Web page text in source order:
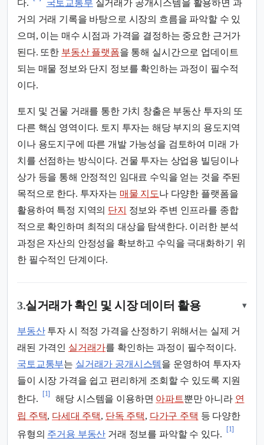
다. 국토교통부 실거래가 공개시스템을 활용하면 과
거의 거래 기록을 바탕으로 시장의 흐름을 파악할 수 있
으며, 이는 매수 시점과 가격을 결정하는 중요한 근거가
된다. 또한 부동산 플랫폼을 통해 실시간으로 업데이트
되는 매물 정보와 단지 정보를 확인하는 과정이 필수적
이다.
토지 및 건물 거래를 통한 가치 창출은 부동산 투자의 또
다른 핵심 영역이다. 토지 투자는 해당 부지의 용도지역
이나 용도지구에 따른 개발 가능성을 검토하여 미래 가
치를 선점하는 방식이다. 건물 투자는 상업용 빌딩이나
상가 등을 통해 안정적인 임대료 수익을 얻는 것을 주된
목적으로 한다. 투자자는 매물 지도나 다양한 플랫폼을
활용하여 특정 지역의 단지
정보와 주변 인프라를 종합
적으로 확인하며 최적의 대상을 탐색한다. 이러한 분석
과정은 자산의 안정성을 확보하고 수익을 극대화하기 위
한 필수적인 단계이다.
3.실거래가 확인 및 시장 데이터 활용 ▾
부동산투자 시 적정 가격을 산정하기 위해서는 실제 거
래된 가격인 실거래가를 확인하는 과정이 필수적이다.
국토교통부는 실거래가 공개시스템을 운영하여 투자자
들이 시장 가격을 쉽고 편리하게 조회할 수 있도록 지원
한다.
[1]
해당 시스템을 이용하면 아파트뿐만 아니라 연
립 주택, 다세대 주택, 단독 주택, 다가구 주택 등 다양한
유형의 주거용 부동산 거래 정보를 파악할 수 있다.
[1]